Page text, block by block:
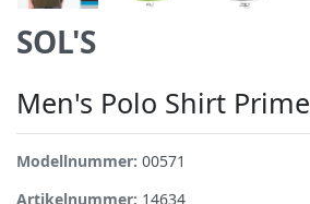
SOL'S
Men's Polo Shirt Prime
Modellnummer: 00571
Artikelnummer: 14634